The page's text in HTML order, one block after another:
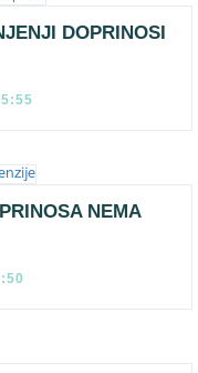
DOPRINOSI
NEMA